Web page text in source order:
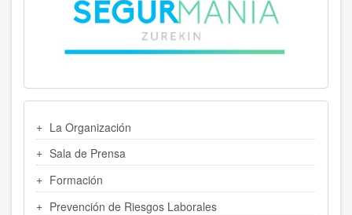
LATERAL
La Organización
Sala de Prensa
Formación
Prevención de Riesgos Laborales